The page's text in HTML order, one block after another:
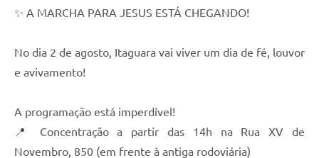
✨ A MARCHA PARA JESUS ESTÁ CHEGANDO!
No dia 2 de agosto, Itaguara vai viver um dia de fé, louvor
e avivamento!
A programação está imperdível!
📍 Concentração a partir das 14h na Rua XV de
Novembro, 850 (em frente à antiga rodoviária)